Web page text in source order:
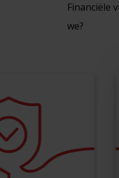
Financiële
we?